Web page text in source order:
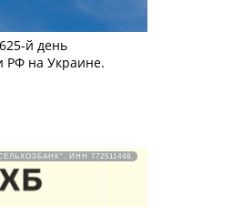
й день
РФ на Украине.
ИНН 772511448.